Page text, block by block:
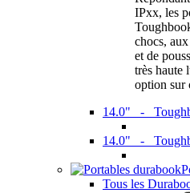
IPxx, les
chocs,
et de
très haute
option sur
14.0" -
14.0" -
Tous les